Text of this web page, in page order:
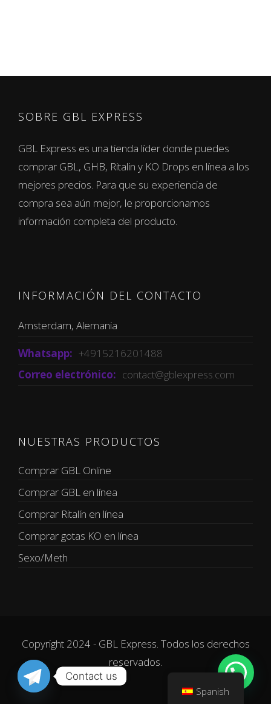
SOBRE GBL EXPRESS
GBL Express es una tienda líder donde puedes
comprar GBL, GHB, Ritalin y KO Drops en línea a los
mejores precios. Para que su experiencia de
compra sea aún mejor, le proporcionamos
información completa del producto.
INFORMACIÓN DEL CONTACTO
Amsterdam, Alemania
Whatsapp: +4915216201488
Correo electrónico: contact@gblexpress.com
NUESTRAS PRODUCTOS
Comprar GBL Online
Comprar GBL en línea
Comprar Ritalín en línea
Comprar gotas KO en línea
Sexo/Meth
Copyright 2024 - GBL Express. Todos los derechos
reservados.
Spanish
Contact us